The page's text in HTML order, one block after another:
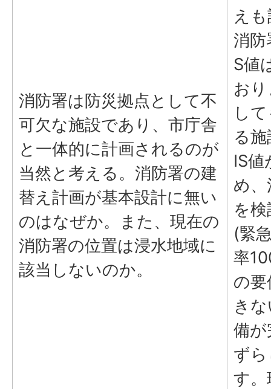
消防署は防災拠点として不
可欠な施設であり、市庁舎
と一体的に計画されるのが
当然と考える。消防署の建
替え計画が基本設計に無い
のはなぜか。また、現在の
消防署の位置は浸水地域に
該当しないのか。
え
消防
S値
お
し
る
IS値
め
を
(緊
率
の
き
備が
ず
す。